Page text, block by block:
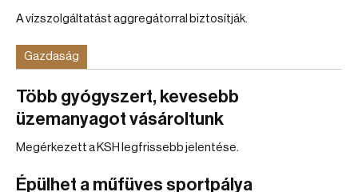
A vízszolgáltatást aggregátorral biztosítják.
Gazdaság
Több gyógyszert, kevesebb
üzemanyagot vásároltunk
Megérkezett a KSH legfrissebb jelentése.
Épülhet a műfüves sportpálya